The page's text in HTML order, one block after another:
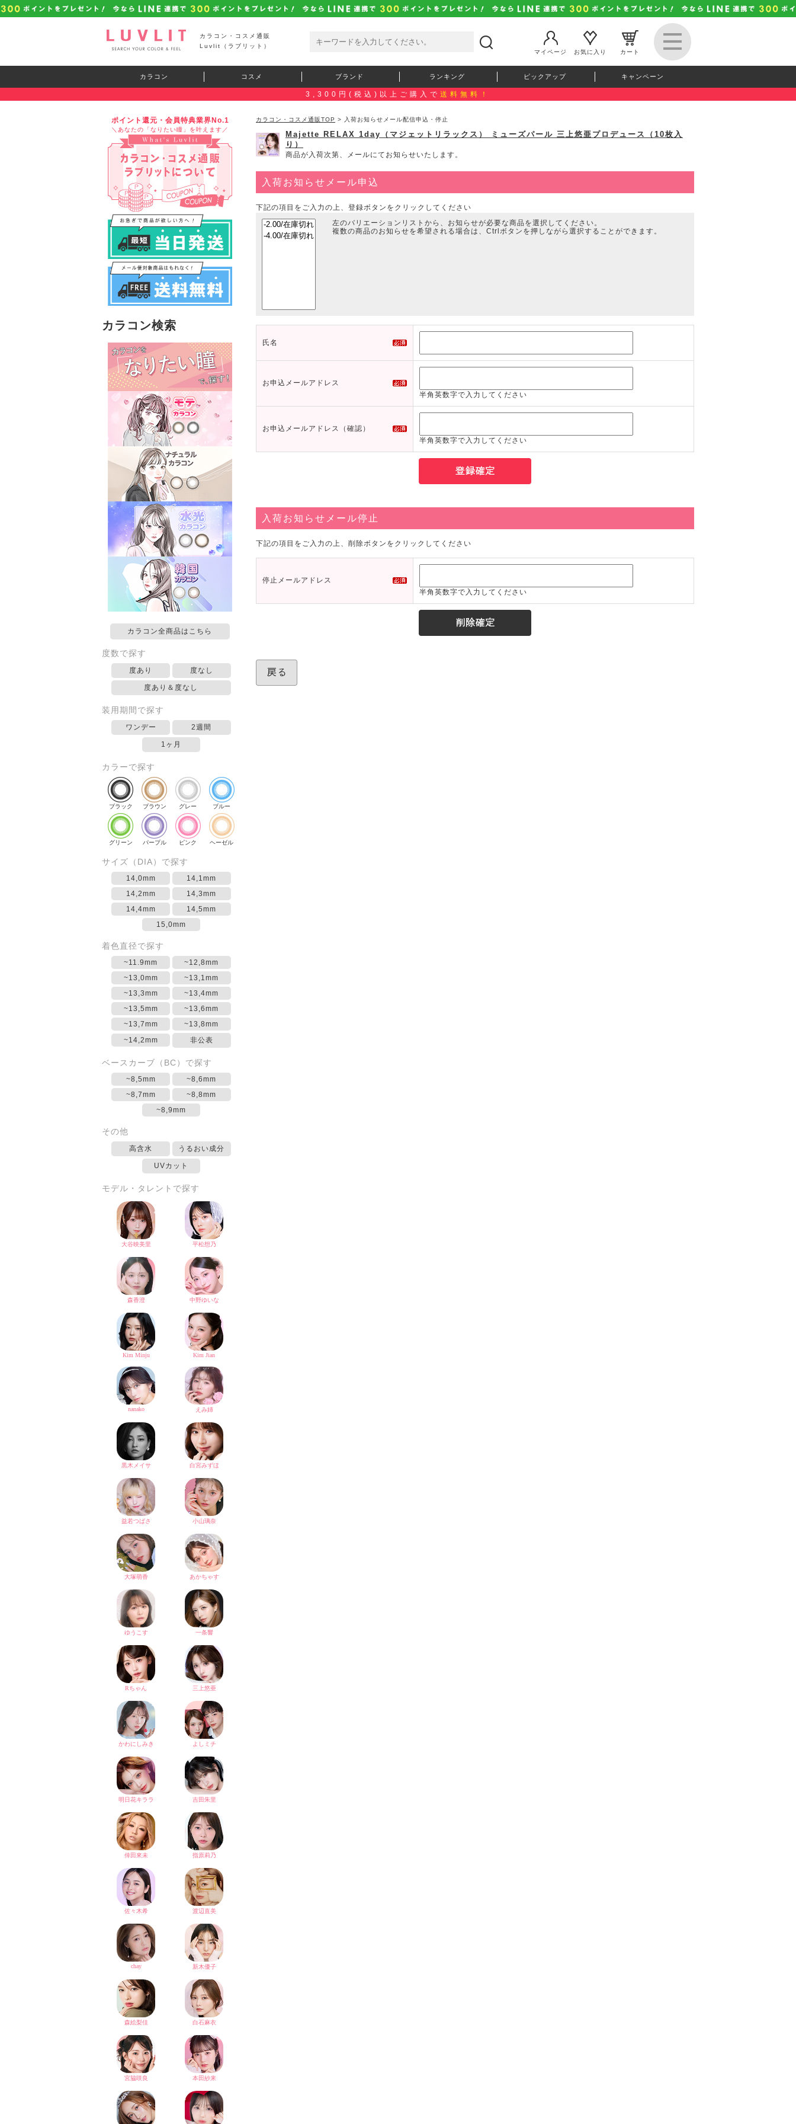
カラコン・コスメ通販
Luvlit（ラブリット）
マイページ
お気に入り カート
カラコン コスメ ブランド ランキング ピックアップ キャンペーン
3,300円(税込)以上ご購入で 送料無料！
ポイント還元・会員特典業界No.1
＼あなたの「なりたい瞳」を叶えます／
カラコン検索
カラコン全商品はこちら
度数で探す
度あり 度なし
度あり＆度なし
装用期間で探す
ワンデー 2週間
1ヶ月
カラーで探す
ブラック ブラウン グレー ブルー
グリーン パープル ピンク ヘーゼル
サイズ（DIA）で探す
14,0mm
14,1mm
14,2mm
14,3mm
14,4mm
14,5mm
15,0mm
着色直径で探す
~11.9mm
~12,8mm
~13,0mm
~13,1mm
~13,3mm
~13,4mm
~13,5mm
~13,6mm
~13,7mm
~13,8mm
~14,2mm
非公表
ベースカーブ（BC）で探す
~8,5mm
~8,6mm
~8,7mm
~8,8mm
~8,9mm
その他
高含水 うるおい成分
UVカット
モデル・タレントで探す
カラコン・コスメ通販TOP > 入荷お知らせメール配信申込・停止
Majette RELAX 1day（マジェットリラックス） ミューズパール 三上悠亜プロデュース（10枚入
り）
商品が入荷次第、メールにてお知らせいたします。
入荷お知らせメール申込
下記の項目をご入力の上、登録ボタンをクリックしてください
左のバリエーションリストから、お知らせが必要な商品を選択してください。
複数の商品のお知らせを希望される場合は、Ctrlボタンを押しながら選択することができます。
氏名
お申込メールアドレス
半角英数字で入力してください
お申込メールアドレス（確認）
半角英数字で入力してください
入荷お知らせメール停止
下記の項目をご入力の上、削除ボタンをクリックしてください
停止メールアドレス
半角英数字で入力してください